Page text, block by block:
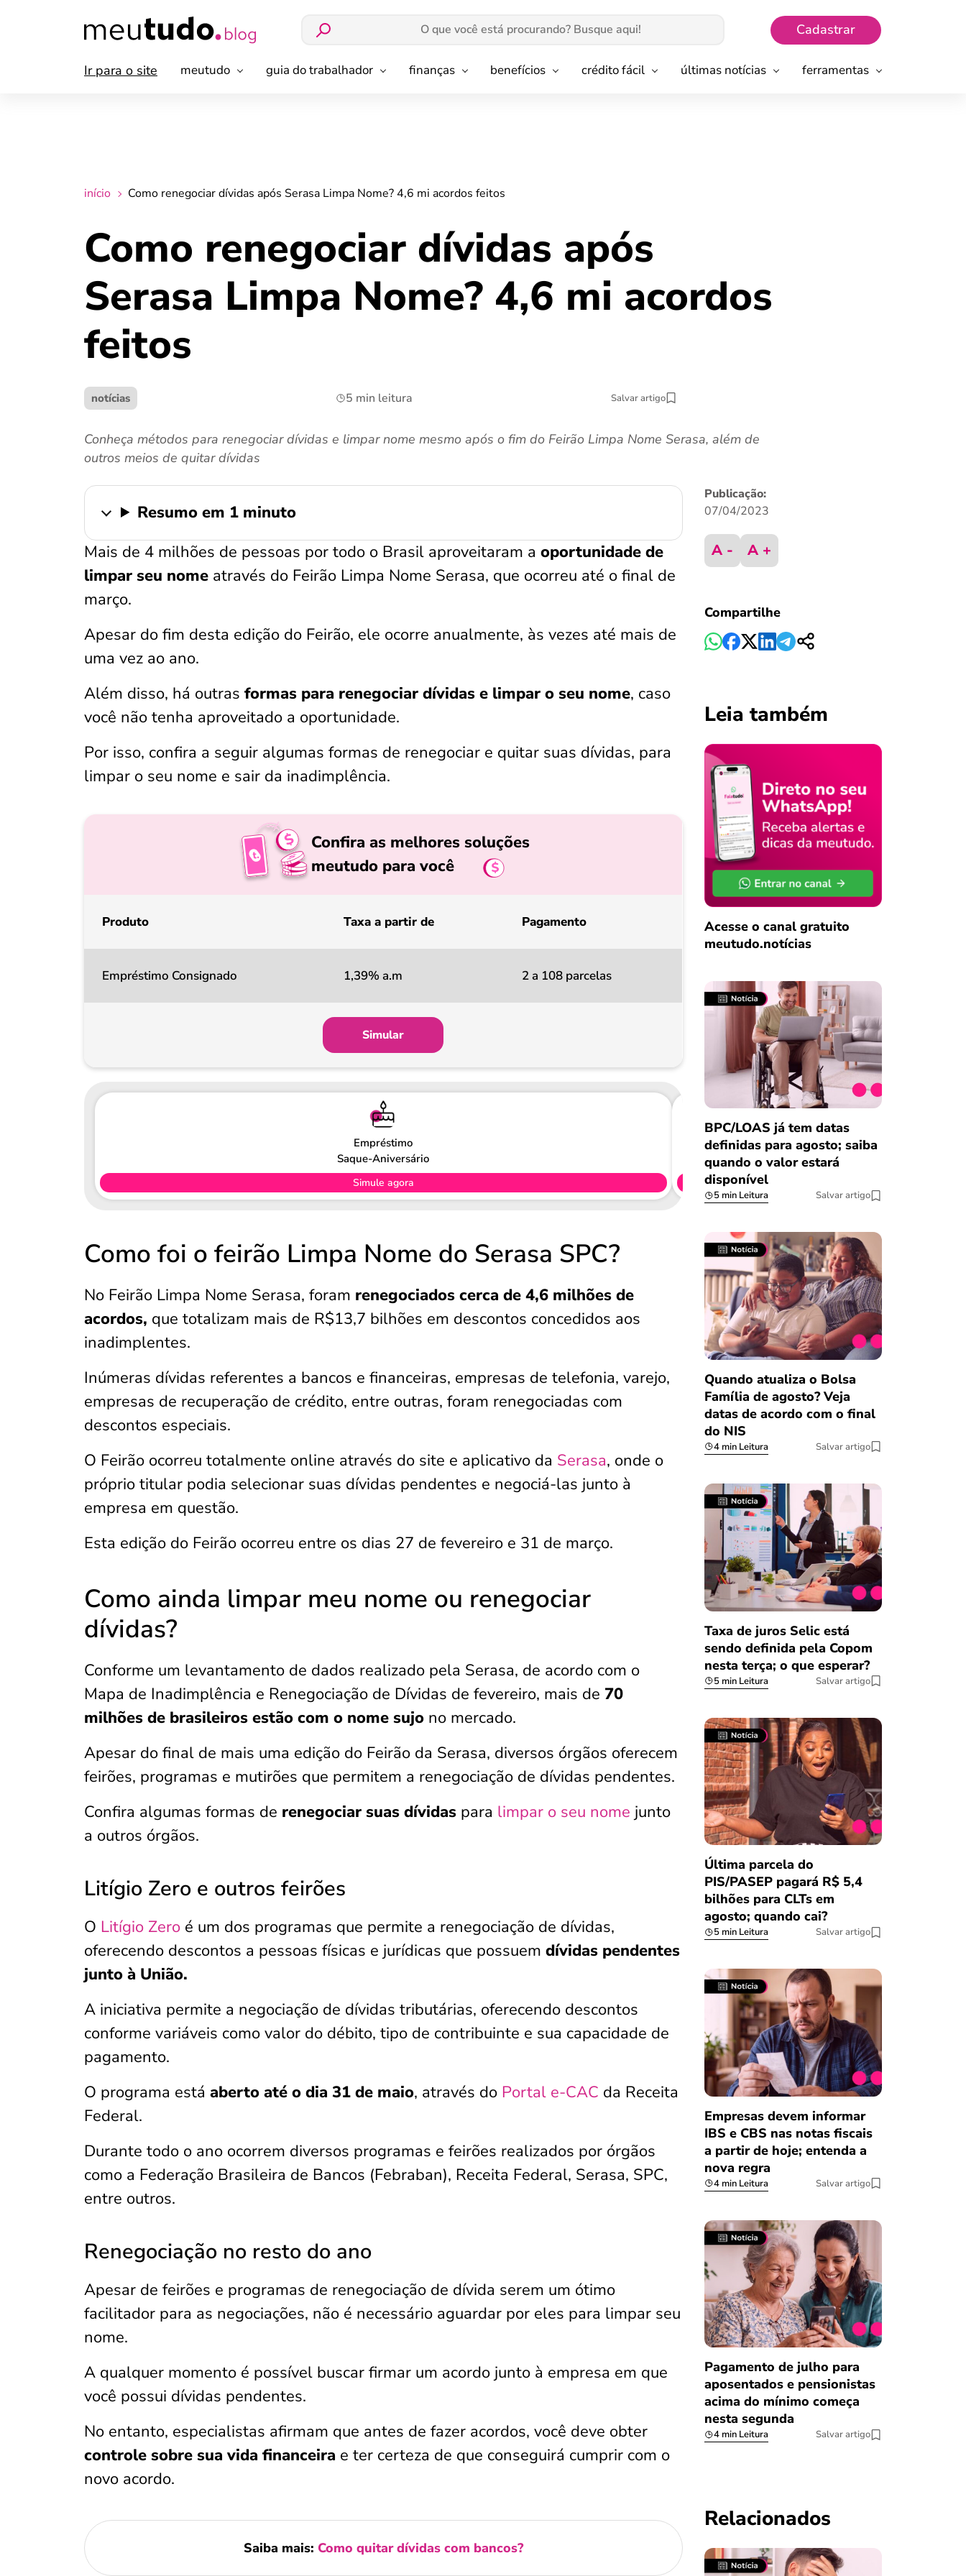
Cadastrar
Ir para o site meutudo guia do trabalhador finanças benefícios crédito fácil últimas notícias ferramentas
início Como renegociar dívidas após Serasa Limpa Nome? 4,6 mi acordos feitos
Como renegociar dívidas após
Serasa Limpa Nome? 4,6 mi acordos
feitos
notícias 5 min leitura Salvar artigo
Conheça métodos para renegociar dívidas e limpar nome mesmo após o fim do Feirão Limpa Nome Serasa, além de
outros meios de quitar dívidas
Resumo em 1 minuto
Mais de 4 milhões de pessoas por todo o Brasil aproveitaram a oportunidade de
limpar seu nome através do Feirão Limpa Nome Serasa, que ocorreu até o final de
março.
Apesar do fim desta edição do Feirão, ele ocorre anualmente, às vezes até mais de
uma vez ao ano.
Além disso, há outras formas para renegociar dívidas e limpar o seu nome, caso
você não tenha aproveitado a oportunidade.
Por isso, confira a seguir algumas formas de renegociar e quitar suas dívidas, para
limpar o seu nome e sair da inadimplência.
Confira as melhores soluções
meutudo para você
Produto Taxa a partir de Pagamento
Empréstimo Consignado 1,39% a.m 2 a 108 parcelas
Simular
Empréstimo
Saque-Aniversário
Simule agora
Como foi o feirão Limpa Nome do Serasa SPC?
No Feirão Limpa Nome Serasa, foram renegociados cerca de 4,6 milhões de
acordos, que totalizam mais de R$13,7 bilhões em descontos concedidos aos
inadimplentes.
Inúmeras dívidas referentes a bancos e financeiras, empresas de telefonia, varejo,
empresas de recuperação de crédito, entre outras, foram renegociadas com
descontos especiais.
O Feirão ocorreu totalmente online através do site e aplicativo da Serasa, onde o
próprio titular podia selecionar suas dívidas pendentes e negociá-las junto à
empresa em questão.
Esta edição do Feirão ocorreu entre os dias 27 de fevereiro e 31 de março.
Como ainda limpar meu nome ou renegociar
dívidas?
Conforme um levantamento de dados realizado pela Serasa, de acordo com o
Mapa de Inadimplência e Renegociação de Dívidas de fevereiro, mais de 70
milhões de brasileiros estão com o nome sujo no mercado.
Apesar do final de mais uma edição do Feirão da Serasa, diversos órgãos oferecem
feirões, programas e mutirões que permitem a renegociação de dívidas pendentes.
Confira algumas formas de renegociar suas dívidas para limpar o seu nome junto
a outros órgãos.
Litígio Zero e outros feirões
O Litígio Zero é um dos programas que permite a renegociação de dívidas,
oferecendo descontos a pessoas físicas e jurídicas que possuem dívidas pendentes
junto à União.
A iniciativa permite a negociação de dívidas tributárias, oferecendo descontos
conforme variáveis como valor do débito, tipo de contribuinte e sua capacidade de
pagamento.
O programa está aberto até o dia 31 de maio, através do Portal e-CAC da Receita
Federal.
Durante todo o ano ocorrem diversos programas e feirões realizados por órgãos
como a Federação Brasileira de Bancos (Febraban), Receita Federal, Serasa, SPC,
entre outros.
Renegociação no resto do ano
Apesar de feirões e programas de renegociação de dívida serem um ótimo
facilitador para as negociações, não é necessário aguardar por eles para limpar seu
nome.
A qualquer momento é possível buscar firmar um acordo junto à empresa em que
você possui dívidas pendentes.
No entanto, especialistas afirmam que antes de fazer acordos, você deve obter
controle sobre sua vida financeira e ter certeza de que conseguirá cumprir com o
novo acordo.
Saiba mais: Como quitar dívidas com bancos?
Publicação:
07/04/2023
A - A +
Compartilhe
Leia também
Acesse o canal gratuito
meutudo.notícias
BPC/LOAS já tem datas
definidas para agosto; saiba
quando o valor estará
disponível
5 min Leitura Salvar artigo
Quando atualiza o Bolsa
Família de agosto? Veja
datas de acordo com o final
do NIS
4 min Leitura Salvar artigo
Taxa de juros Selic está
sendo definida pela Copom
nesta terça; o que esperar?
5 min Leitura Salvar artigo
Última parcela do
PIS/PASEP pagará R$ 5,4
bilhões para CLTs em
agosto; quando cai?
5 min Leitura Salvar artigo
Empresas devem informar
IBS e CBS nas notas fiscais
a partir de hoje; entenda a
nova regra
4 min Leitura Salvar artigo
Pagamento de julho para
aposentados e pensionistas
acima do mínimo começa
nesta segunda
4 min Leitura Salvar artigo
Relacionados